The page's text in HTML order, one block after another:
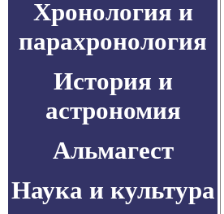
Хронология и
парахронология
История и
астрономия
Альмагест
Наука и культура